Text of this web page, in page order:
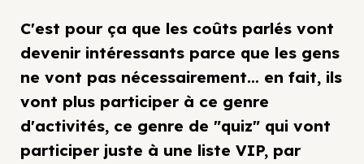
C'est pour ça que les coûts parlés vont
devenir intéressants parce que les gens
ne vont pas nécessairement… en fait, ils
vont plus participer à ce genre
d'activités, ce genre de "quiz" qui vont
participer juste à une liste VIP, par